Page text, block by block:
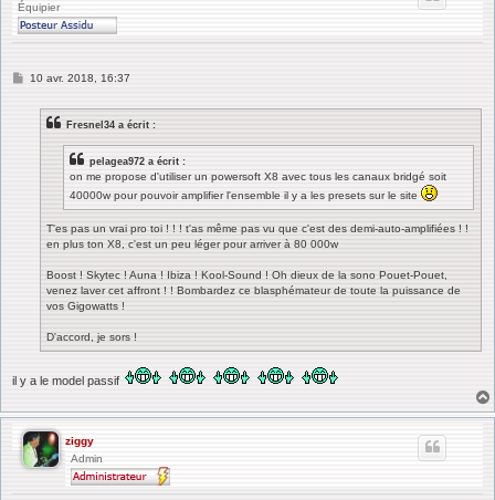
Équipier
M10 avr. 2018, 16:37
Fresnel34 a écrit :
pelagea972 a écrit :
on me propose d'utiliser un powersoft X8 avec tous les canaux bridgé soit
40000w pour pouvoir amplifier l'ensemble il y a les presets sur le site
T'es pas un vrai pro toi ! ! ! t'as même pas vu que c'est des demi-auto-amplifiées ! !
en plus ton X8, c'est un peu léger pour arriver à 80 000w
Boost ! Skytec ! Auna ! Ibiza ! Kool-Sound ! Oh dieux de la sono Pouet-Pouet,
venez laver cet affront ! ! Bombardez ce blasphémateur de toute la puissance de
vos Gigowatts !
D'accord, je sors !
il y a le model passif
ziggy
Admin